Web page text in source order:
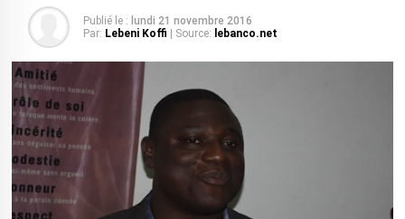
Publié le : lundi 21 novembre 2016
Par: Lebeni Koffi | Source: lebanco.net